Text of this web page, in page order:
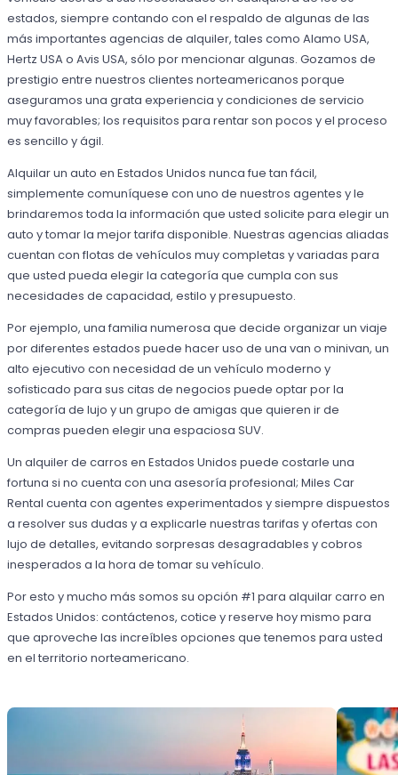
estados, siempre contando con el respaldo de algunas de las
más importantes agencias de alquiler, tales como Alamo USA,
Hertz USA o Avis USA, sólo por mencionar algunas. Gozamos de
prestigio entre nuestros clientes norteamericanos porque
aseguramos una grata experiencia y condiciones de servicio
muy favorables; los requisitos para rentar son pocos y el proceso
es sencillo y ágil.
Alquilar un auto en Estados Unidos nunca fue tan fácil,
simplemente comuníquese con uno de nuestros agentes y le
brindaremos toda la información que usted solicite para elegir un
auto y tomar la mejor tarifa disponible. Nuestras agencias aliadas
cuentan con flotas de vehículos muy completas y variadas para
que usted pueda elegir la categoría que cumpla con sus
necesidades de capacidad, estilo y presupuesto.
Por ejemplo, una familia numerosa que decide organizar un viaje
por diferentes estados puede hacer uso de una van o minivan, un
alto ejecutivo con necesidad de un vehículo moderno y
sofisticado para sus citas de negocios puede optar por la
categoría de lujo y un grupo de amigas que quieren ir de
compras pueden elegir una espaciosa SUV.
Un alquiler de carros en Estados Unidos puede costarle una
fortuna si no cuenta con una asesoría profesional; Miles Car
Rental cuenta con agentes experimentados y siempre dispuestos
a resolver sus dudas y a explicarle nuestras tarifas y ofertas con
lujo de detalles, evitando sorpresas desagradables y cobros
inesperados a la hora de tomar su vehículo.
Por esto y mucho más somos su opción #1 para alquilar carro en
Estados Unidos: contáctenos, cotice y reserve hoy mismo para
que aproveche las increíbles opciones que tenemos para usted
en el territorio norteamericano.